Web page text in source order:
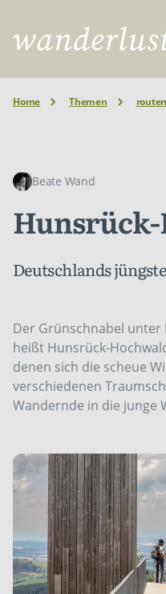
Home Themen routen
Beate Wand
Deutschlands
Der Grünschnabel
heißt Hunsrück-
denen sich die scheue
verschiedenen
Wandernde in die junge